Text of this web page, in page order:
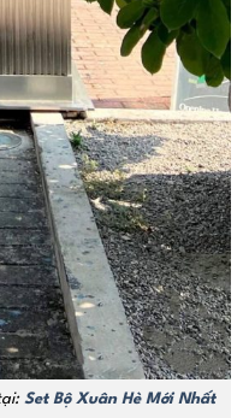
Set Bộ Xuân Hè Mới Nhất